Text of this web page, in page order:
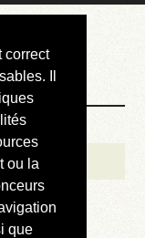
correct
Il
ou la
que